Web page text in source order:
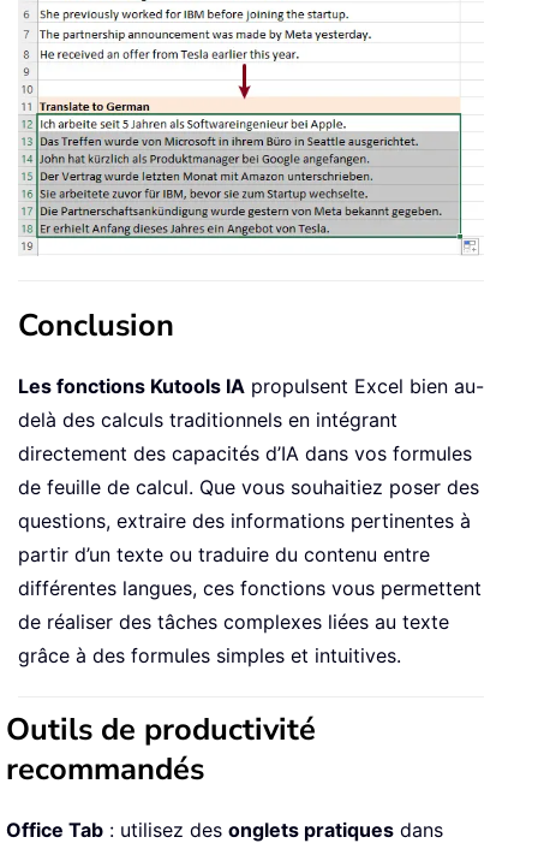
Conclusion
Les fonctions Kutools IA propulsent Excel bien au-
delà des calculs traditionnels en intégrant
directement des capacités d’IA dans vos formules
de feuille de calcul. Que vous souhaitiez poser des
questions, extraire des informations pertinentes à
partir d’un texte ou traduire du contenu entre
différentes langues, ces fonctions vous permettent
de réaliser des tâches complexes liées au texte
grâce à des formules simples et intuitives.
Outils de productivité
recommandés
Office Tab : utilisez des onglets pratiques dans